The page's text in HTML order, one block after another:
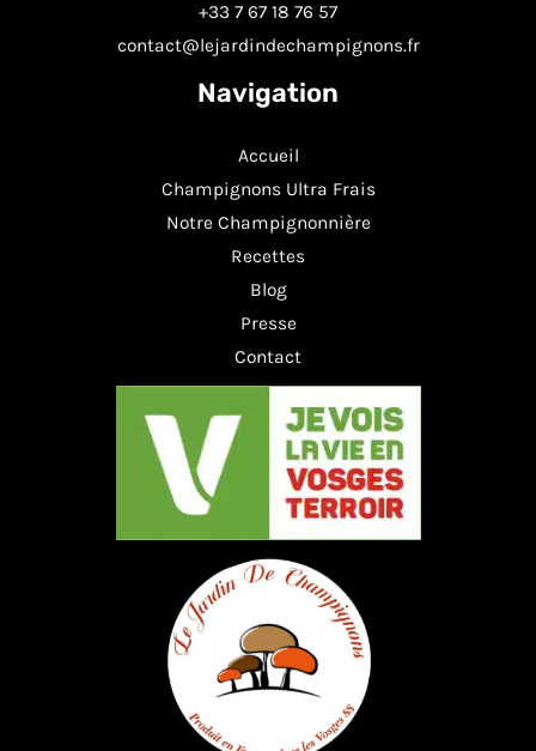
+33 7 67 18 76 57
contact@lejardindechampignons.fr
Navigation
Accueil
Champignons Ultra Frais
Notre Champignonnière
Recettes
Blog
Presse
Contact